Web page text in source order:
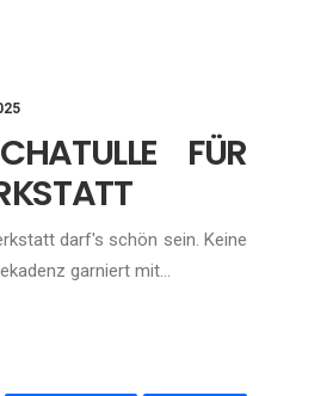
FÜR
darf's schön sein. Keine
garniert mit…